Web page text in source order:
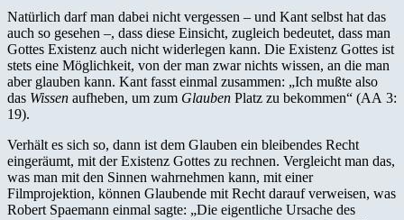
Natürlich darf man dabei nicht vergessen – und Kant selbst hat das
auch so gesehen –, dass diese Einsicht, zugleich bedeutet, dass man
Gottes Existenz auch nicht widerlegen kann. Die Existenz Gottes ist
stets eine Möglichkeit, von der man zwar nichts wissen, an die man
aber glauben kann. Kant fasst einmal zusammen: „Ich mußte also
das Wissen aufheben, um zum Glauben Platz zu bekommen“ (AA 3:
19).
Verhält es sich so, dann ist dem Glauben ein bleibendes Recht
eingeräumt, mit der Existenz Gottes zu rechnen. Vergleicht man das,
was man mit den Sinnen wahrnehmen kann, mit einer
Filmprojektion, können Glaubende mit Recht darauf verweisen, was
Robert Spaemann einmal sagte: „Die eigentliche Ursache des